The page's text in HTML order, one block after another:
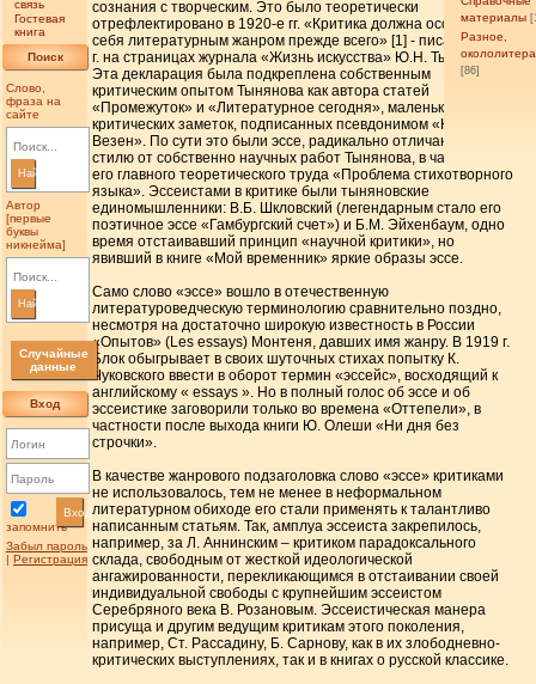
связь
Гостевая
книга
Поиск
Слово,
фраза на
сайте
Найти
Автор
[первые
буквы
никнейма]
Найти
Случайные
данные
Вход
запомнить
Вход
Забыл пароль
| Регистрация
материалы
Разное,
[86]
сознания с творческим. Это было теоретически
отрефлектировано в 1920-е гг. «Критика должна осознать
себя литературным жанром прежде всего» [1] - писал в 1924
г. на страницах журнала «Жизнь искусства» Ю.Н. Тынянов.
Эта декларация была подкреплена собственным
критическим опытом Тынянова как автора статей
«Промежуток» и «Литературное сегодня», маленьких
критических заметок, подписанных псевдонимом «Ю. Ван-
Везен». По сути это были эссе, радикально отличающиеся по
стилю от собственно научных работ Тынянова, в частности
его главного теоретического труда «Проблема стихотворного
языка». Эссеистами в критике были тыняновские
единомышленники: В.Б. Шкловский (легендарным стало его
поэтичное эссе «Гамбургский счет») и Б.М. Эйхенбаум, одно
время отстаивавший принцип «научной критики», но
явивший в книге «Мой временник» яркие образы эссе.
Само слово «эссе» вошло в отечественную
литературоведческую терминологию сравнительно поздно,
несмотря на достаточно широкую известность в России
«Опытов» (Les essays) Монтеня, давших имя жанру. В 1919 г.
Блок обыгрывает в своих шуточных стихах попытку К.
Чуковского ввести в оборот термин «эссейс», восходящий к
английскому « essays ». Но в полный голос об эссе и об
эссеистике заговорили только во времена «Оттепели», в
частности после выхода книги Ю. Олеши «Ни дня без
строчки».
В качестве жанрового подзаголовка слово «эссе» критиками
не использовалось, тем не менее в неформальном
литературном обиходе его стали применять к талантливо
написанным статьям. Так, амплуа эссеиста закрепилось,
например, за Л. Аннинским – критиком парадоксального
склада, свободным от жесткой идеологической
ангажированности, перекликающимся в отстаивании своей
индивидуальной свободы с крупнейшим эссеистом
Серебряного века В. Розановым. Эссеистическая манера
присуща и другим ведущим критикам этого поколения,
например, Ст. Рассадину, Б. Сарнову, как в их злободневно-
критических выступлениях, так и в книгах о русской классике.